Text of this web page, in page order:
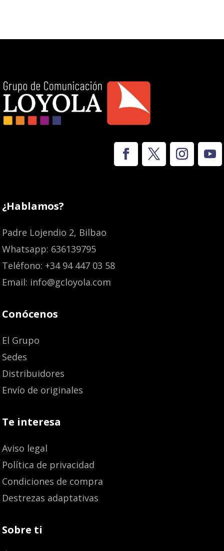
¿Hablamos?
Padre Lojendio 2, Bilbao
Whatsapp: 636139795
Teléfono: +34 94 447 03 58
Email: info@gcloyola.com
Conócenos
El Grupo
Sedes
Distribuidores
Envío de originales
Te interesa
Aviso legal
Política de privacidad
Condiciones de compra
Destrezas adaptativas
Sobre ti